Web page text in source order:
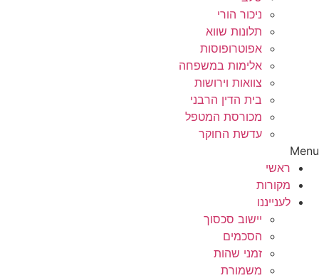
ניכור הורי
תלונות שווא
אפוטרופוסות
אלימות במשפחה
צוואות וירושות
בית הדין הרבני
מכורסת המטפל
עדשת החוקר
Menu
ראשי
מקורות
לענייננו
יישוב סכסוך
הסכמים
זמני שהות
משמורת